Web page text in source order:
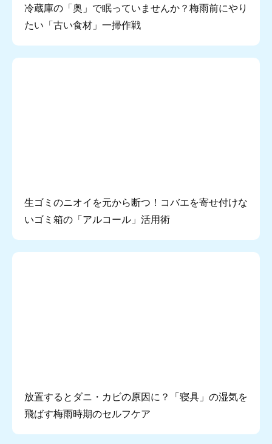
冷蔵庫の「奥」で眠っていませんか？梅雨前にやり
たい「古い食材」一掃作戦
生ゴミのニオイを元から断つ！コバエを寄せ付けな
いゴミ箱の「アルコール」活用術
放置するとダニ・カビの原因に？「寝具」の湿気を
飛ばす梅雨時期のセルフケア